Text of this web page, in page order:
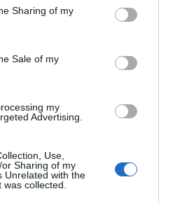
Sharing of my
Sale of my
my
Advertising.
Use,
Sharing of my
Unrelated with the
collected.
Huawei: lo que
por 700.000
y sigue